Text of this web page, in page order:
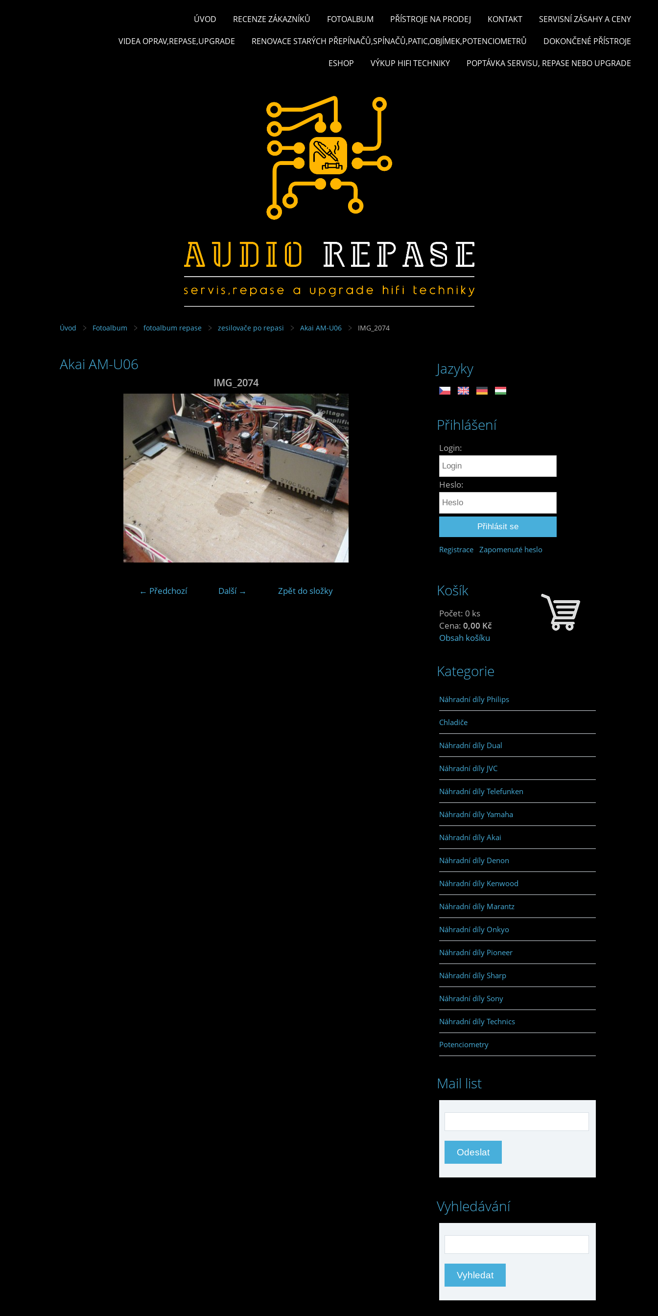
ÚVOD RECENZE ZÁKAZNÍKŮ FOTOALBUM PŘÍSTROJE NA PRODEJ KONTAKT SERVISNÍ ZÁSAHY A CENY
VIDEA OPRAV,REPASE,UPGRADE RENOVACE STARÝCH PŘEPÍNAČŮ,SPÍNAČŮ,PATIC,OBJÍMEK,POTENCIOMETRŮ DOKONČENÉ PŘÍSTROJE
ESHOP VÝKUP HIFI TECHNIKY POPTÁVKA SERVISU, REPASE NEBO UPGRADE
Úvod Fotoalbum fotoalbum repase zesilovače po repasi Akai AM-U06 IMG_2074
Akai AM-U06
IMG_2074
← Předchozí Další → Zpět do složky
Jazyky
Přihlášení
Login:
Heslo:
Registrace Zapomenuté heslo
Košík
Počet: 0 ks
Cena: 0,00 Kč
Obsah košíku
Kategorie
Náhradní díly Philips
Chladiče
Náhradní díly Dual
Náhradní díly JVC
Náhradní díly Telefunken
Náhradní díly Yamaha
Náhradní díly Akai
Náhradní díly Denon
Náhradní díly Kenwood
Náhradní díly Marantz
Náhradní díly Onkyo
Náhradní díly Pioneer
Náhradní díly Sharp
Náhradní díly Sony
Náhradní díly Technics
Potenciometry
Mail list
Vyhledávání